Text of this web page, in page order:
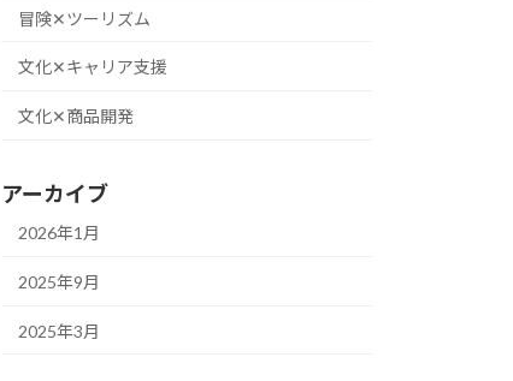
冒険✕ツーリズム
文化✕キャリア支援
文化✕商品開発
アーカイブ
2026年1月
2025年9月
2025年3月